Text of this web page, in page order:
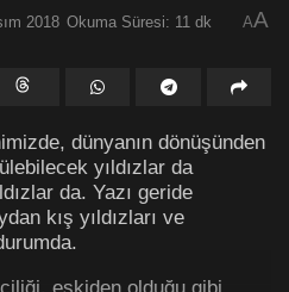
2018 Okuma Süresi: 11 dk AA
dünyanın dönüşünden
yıldızlar da
da. Yazı geride
kış yıldızları ve